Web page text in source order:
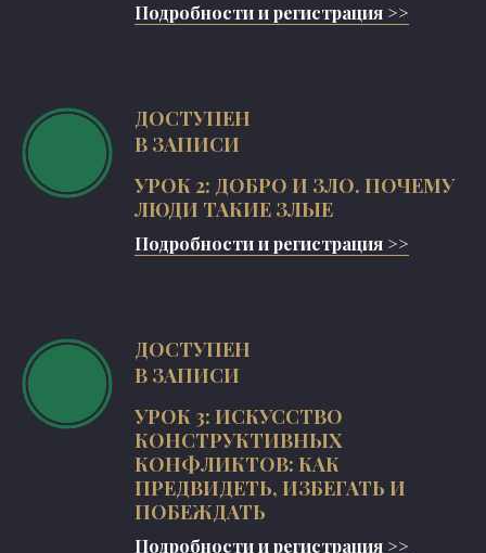
Подробности и регистрация >>
ДОСТУПЕН
В ЗАПИСИ
УРОК 2: ДОБРО И ЗЛО. ПОЧЕМУ
ЛЮДИ ТАКИЕ ЗЛЫЕ
Подробности и регистрация >>
ДОСТУПЕН
В ЗАПИСИ
УРОК 3: ИСКУССТВО
КОНСТРУКТИВНЫХ
КОНФЛИКТОВ: КАК
ПРЕДВИДЕТЬ, ИЗБЕГАТЬ И
ПОБЕЖДАТЬ
Подробности и регистрация >>